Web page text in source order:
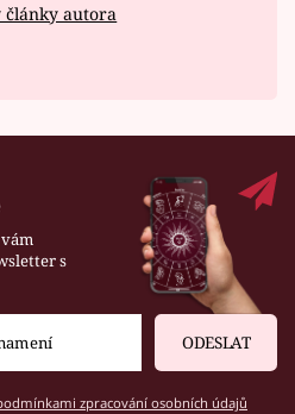
články autora
s
ODESLAT
zpracování osobních údajů